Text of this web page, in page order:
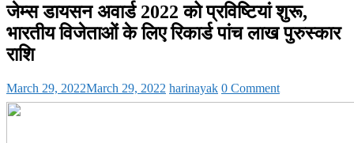
जेम्स डायसन अवार्ड 2022 को प्रविष्टियां शुरू,
भारतीय विजेताओं के लिए रिकार्ड पांच लाख पुरुस्कार
राशि
March 29, 2022March 29, 2022 harinayak 0 Comment